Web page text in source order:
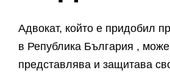
Адвокат, който е придобил
в Република България ,
представлява и защитава